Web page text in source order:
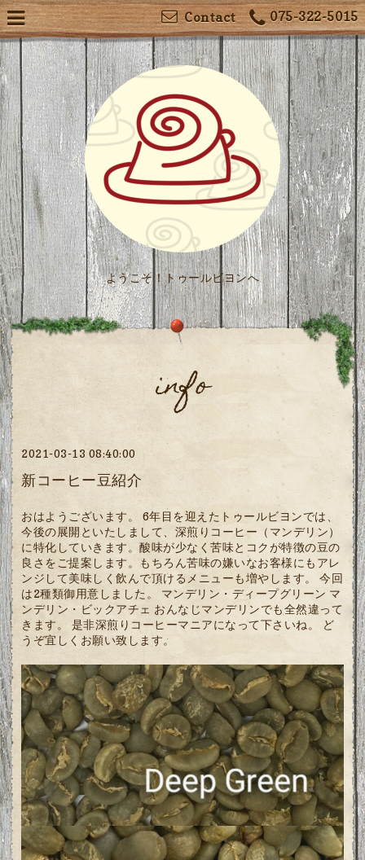
075-322-5015
Contact
ようこそ！トゥールビヨンへ
info
2021-03-13 08:40:00
新コーヒー豆紹介
おはようございます。 6年目を迎えたトゥールビヨンでは、
今後の展開といたしまして、深煎りコーヒー（マンデリン）
に特化していきます。酸味が少なく苦味とコクが特徴の豆の
良さをご提案します。もちろん苦味の嫌いなお客様にもアレ
ンジして美味しく飲んで頂けるメニューも増やします。 今回
は2種類御用意しました。 マンデリン・ディープグリーン マ
ンデリン・ビックアチェ おんなじマンデリンでも全然違って
きます。 是非深煎りコーヒーマニアになって下さいね。 ど
うぞ宜しくお願い致します。